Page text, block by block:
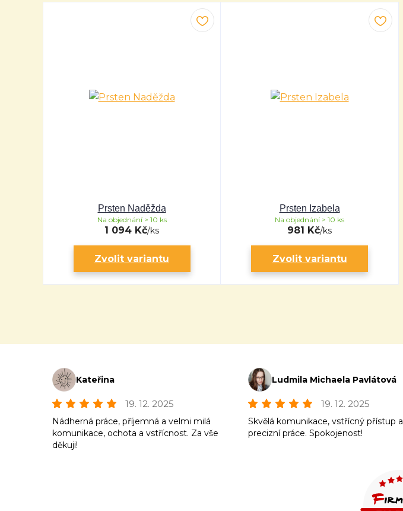
Prsten Naděžda
1 094 Kč/ks
Na objednání > 10 ks
Zvolit variantu
Prsten Izabela
981 Kč/ks
Na objednání > 10 ks
Zvolit variantu
Kateřina
19. 12. 2025
Nádherná práce, příjemná a velmi milá
komunikace, ochota a vstřícnost. Za vše
děkuji!
Ludmila Michaela Pavlátová
19. 12. 2025
Skvělá komunikace, vstřícný přístup a
precizní práce. Spokojenost!